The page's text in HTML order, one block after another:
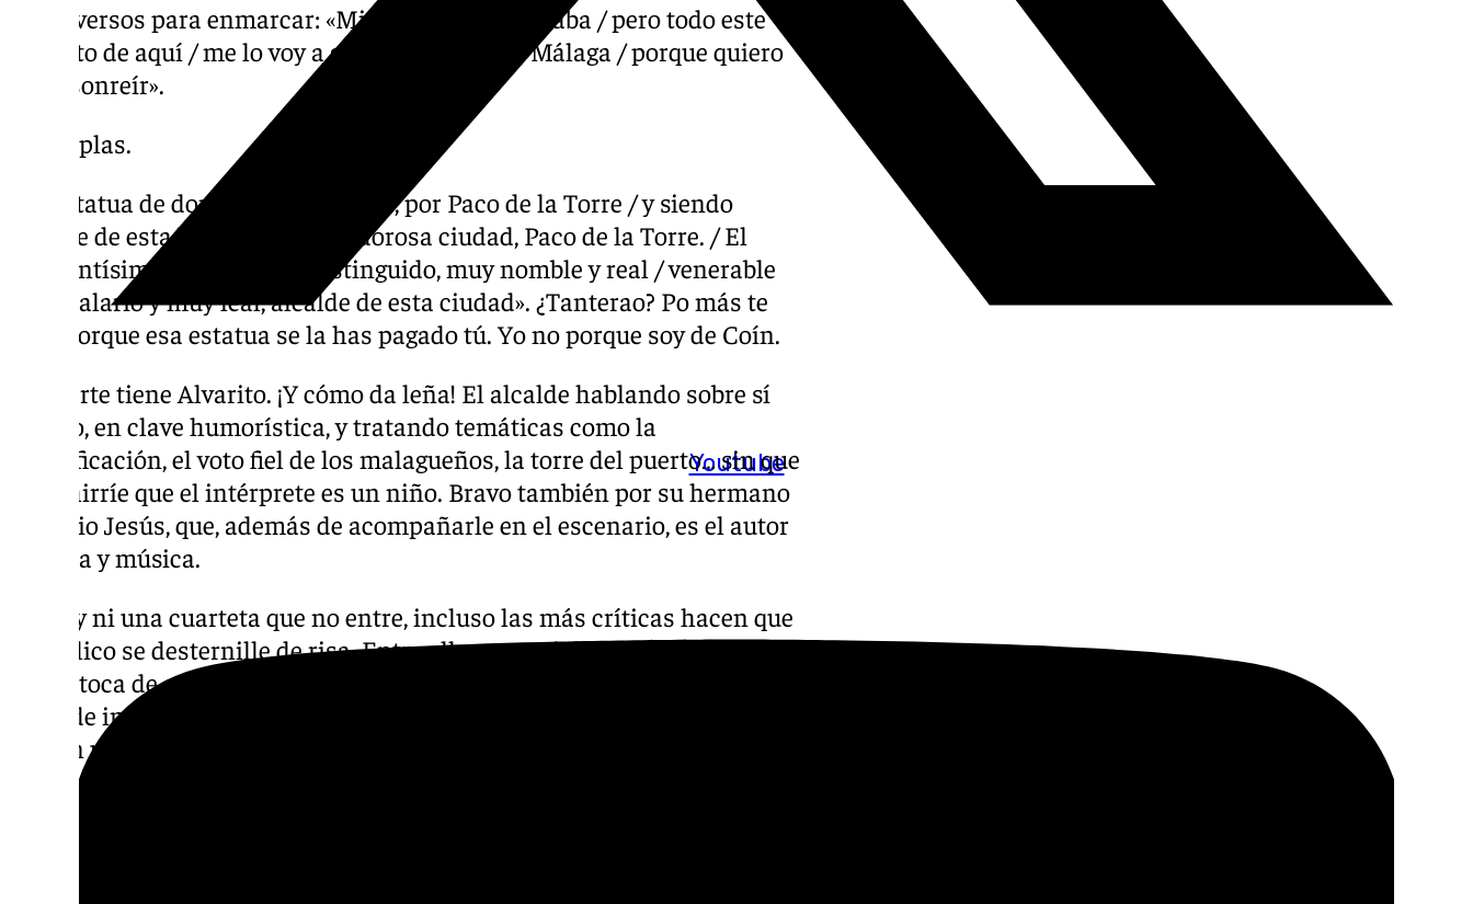
Youtube
Unos versos para enmarcar: «Mi romancero se acaba / pero todo este
dinerito de aquí / me lo voy a gastar arreglando Málaga / porque quiero
verla sonreír».
Las coplas.
«La estatua de don Paco de la Torre, por Paco de la Torre / y siendo
alcalde de esta bendita y esplendorosa ciudad, Paco de la Torre. / El
excelentísimo, muy ilustre, distinguido, muy nomble y real / venerable
hospitalario y muy leal, alcalde de esta ciudad». ¿Tanterao? Po más te
vale, porque esa estatua se la has pagado tú. Yo no porque soy de Coín.
Vaya arte tiene Alvarito. ¡Y cómo da leña! El alcalde hablando sobre sí
mismo, en clave humorística, y tratando temáticas como la
gentrificación, el voto fiel de los malagueños, la torre del puerto… sin que
nos chirríe que el intérprete es un niño. Bravo también por su hermano
Antonio Jesús, que, además de acompañarle en el escenario, es el autor
de letra y música.
No hay ni una cuarteta que no entre, incluso las más críticas hacen que
el público se desternille de risa. Entre ellas, especial mención para una
que le toca de cerca: «Para el romancero solo 16 minutos / pero para el
resto de infantiles 21, / así que este año en mi actuación / los aplausos de
uno en uno». La cantera reivindicando a la cantera. También haciéndose
eco de otra de las problemáticas de nuestro carnaval, como las multas a